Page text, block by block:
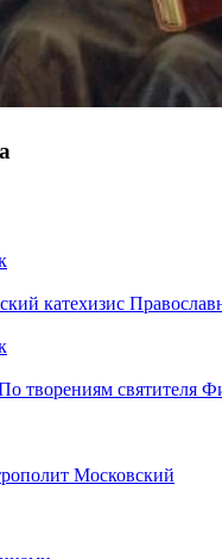
катехизис
творениям святителя
Московский